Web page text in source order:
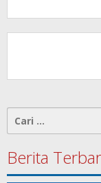
Cari
untuk:
Berita